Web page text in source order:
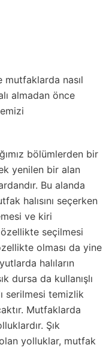
mutfaklarda nasıl
almadan önce
bölümlerden bir
yenilen bir alan
Bu alanda
halısını seçerken
ve kiri
seçilmesi
olması da yine
halıların
dursa da kullanışlı
serilmesi temizlik
Mutfaklarda
Şık
olan yolluklar, mutfak